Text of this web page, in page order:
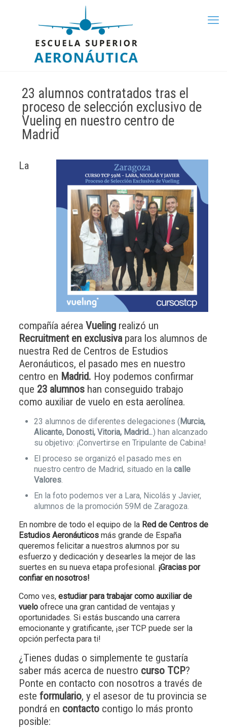
23 alumnos contratados tras el
proceso de selección exclusivo de
Vueling en nuestro centro de
Madrid
La
compañía aérea Vuelingrealizó un
Recruitment en exclusivapara los alumnos de
nuestra Red de Centros de Estudios
Aeronáuticos, el pasado mes en nuestro
centro en Madrid. Hoy podemos confirmar
que 23 alumnoshan conseguido trabajo
como auxiliar de vuelo en esta aerolínea.
23 alumnos de diferentes delegaciones (Murcia,
Alicante, Donosti, Vitoria, Madrid...) han alcanzado
su objetivo: ¡Convertirse en Tripulante de Cabina!
El proceso se organizó el pasado mes en
nuestro centro de Madrid, situado en la calle
Valores.
En la foto podemos ver a Lara, Nicolás y Javier,
alumnos de la promoción 59M de Zaragoza.
En nombre de todo el equipo de la Red de Centros de
Estudios Aeronáuticosmás grande de España
queremos felicitar a nuestros alumnos por su
esfuerzo y dedicación y desearles la mejor de las
suertes en su nueva etapa profesional. ¡Gracias por
confiar en nosotros!
Como ves, estudiar para trabajar como auxiliar de
vueloofrece una gran cantidad de ventajas y
oportunidades. Si estás buscando una carrera
emocionante y gratificante, ¡ser TCP puede ser la
opción perfecta para ti!
¿Tienes dudas o simplemente te gustaría
saber más acerca de nuestro curso TCP?
Ponte en contacto con nosotros a través de
este formulario, y el asesor de tu provincia se
pondrá en contacto contigo lo más pronto
posible: